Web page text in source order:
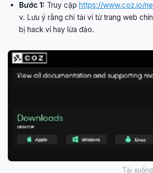
Bước 1: Truy cập https://www.coz.io/
v. Lưu ý rằng chỉ tải ví từ trang web
bị hack ví hay lừa đảo.
Tải